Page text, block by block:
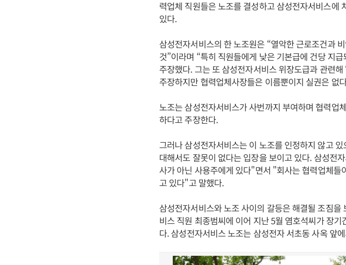
력업체 직원들은 노조를 결성하고 삼성전자서비스에
있다.
삼성전자서비스의 한 노조원은 “열악한 근로조건과
것”이라며 “특히 직원들에게 낮은 기본급에 건당 지
주장했다. 그는 또 삼성전자서비스 위장도급과 관련
주장하지만 협력업체사장들은 이름뿐이지 실권은 없
노조는 삼성전자서비스가 사번까지 부여하며 협력업
하다고 주장한다.
그러나 삼성전자서비스는 이 노조를 인정하지 않고
대해서도 잘못이 없다는 입장을 보이고 있다. 삼성전
사가 아닌 사용주에게 있다"면서 "회사는 협력업체들
고 있다"고 말했다.
삼성전자서비스와 노조 사이의 갈등은 해결될 조짐
비스 직원 최종범씨에 이어 지난 5월 염호석씨가 장
다. 삼성전자서비스 노조는 삼성전자 서초동 사옥 앞